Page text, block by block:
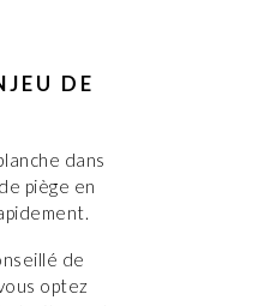
DE
dans
piège en
de
optez